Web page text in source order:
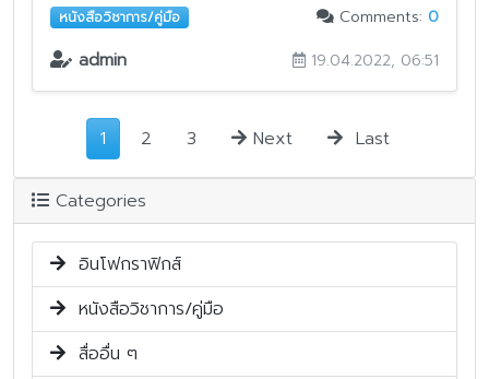
หนังสือวิชาการ/คู่มือ Comments: 0
admin 19.04.2022, 06:51
1 2 3 Next Last
Categories
อินโฟกราฟิกส์
หนังสือวิชาการ/คู่มือ
สื่ออื่น ๆ